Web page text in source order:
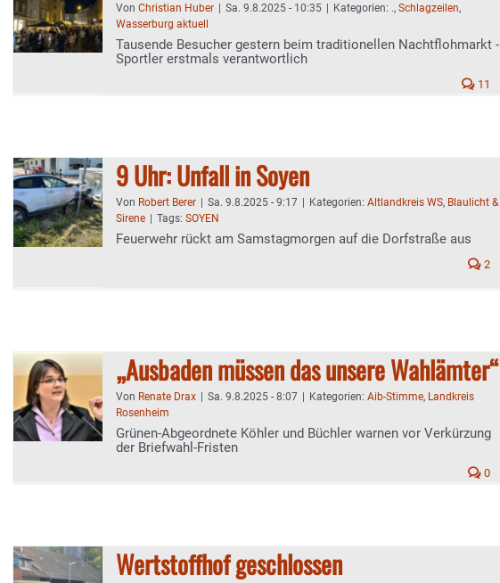
Von Christian Huber Sa. 9.8.2025 - 10:35 Kategorien: ., Schlagzeilen,
Wasserburg aktuell
Tausende Besucher gestern beim traditionellen Nachtflohmarkt -
Sportler erstmals verantwortlich
11
9 Uhr: Unfall in Soyen
Von Robert Berer Sa. 9.8.2025 - 9:17 Kategorien: Altlandkreis WS, Blaulicht &
Sirene
Tags: SOYEN
Feuerwehr rückt am Samstagmorgen auf die Dorfstraße aus
2
„Ausbaden müssen das unsere Wahlämter“
Von Renate Drax Sa. 9.8.2025 - 8:07 Kategorien: Aib-Stimme, Landkreis
Rosenheim
Grünen-Abgeordnete Köhler und Büchler warnen vor Verkürzung
der Briefwahl-Fristen
0
Wertstoffhof geschlossen